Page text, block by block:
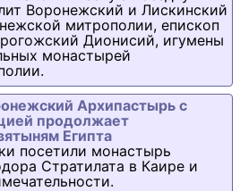
Воронежский и Лискинский
митрополии, епископ
Дионисий, игумены
монастырей
Архипастырь с
продолжает
Египта
посетили монастырь
Стратилата в Каире и